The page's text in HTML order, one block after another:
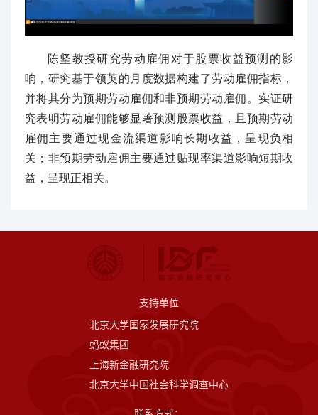
陈坚教授研究劳动雇佣对于股票收益预测的影
响，研究基于领英的月度数据构建了劳动雇佣指标，
并将其分为预期劳动雇佣和非预期劳动雇佣。实证研
究表明劳动雇佣能够显著预测股票收益，且预期劳动
雇佣主要通过现金流渠道影响长期收益，呈现负相
关；非预期劳动雇佣主要通过贴现率渠道影响短期收
益，呈现正相关。
支持单位
北京大学国家发展研究院
蚂蚁集团
上海新金融研究院
北京大学中国社会科学调查中心